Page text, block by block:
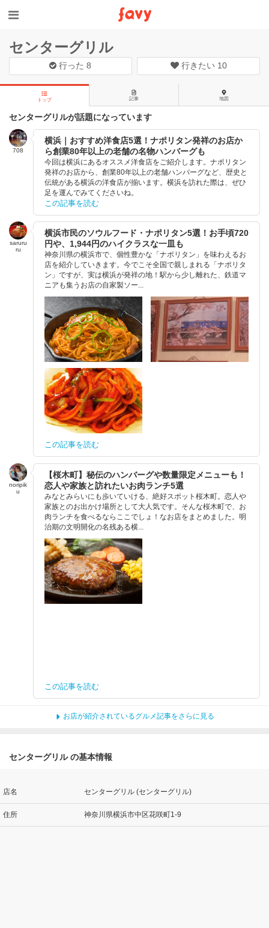
センターグリル
行った8 行きたい 10
トップ 記事 地図
センターグリルが話題になっています
708
横浜｜おすすめ洋食店5選！ナポリタン発祥のお店か
ら創業80年以上の老舗の名物ハンバーグも
今回は横浜にあるオススメ洋食店をご紹介します。ナポリタン
発祥のお店から、創業80年以上の老舗ハンバーグなど、歴史と
伝統がある横浜の洋食店が揃います。横浜を訪れた際は、ぜひ
足を運んでみてくださいね。
この記事を読む
saruru
ru
横浜市民のソウルフード・ナポリタン5選！お手頃720
円や、1,944円のハイクラスな一皿も
神奈川県の横浜市で、個性豊かな「ナポリタン」を味わえるお
店を紹介していきます。今でこそ全国で親しまれる「ナポリタ
ン」ですが、実は横浜が発祥の地！駅から少し離れた、鉄道マ
ニアも集うお店の自家製ソー...
この記事を読む
noripik
u
【桜木町】秘伝のハンバーグや数量限定メニューも！
恋人や家族と訪れたいお肉ランチ5選
みなとみらいにも歩いていける、絶好スポット桜木町。恋人や
家族とのお出かけ場所として大人気です。そんな桜木町で、お
肉ランチを食べるならここでしょ！なお店をまとめました。明
治期の文明開化の名残ある横...
この記事を読む
お店が紹介されているグルメ記事をさらに見る
センターグリル の基本情報
店名 センターグリル (センターグリル)
住所 神奈川県横浜市中区花咲町1-9